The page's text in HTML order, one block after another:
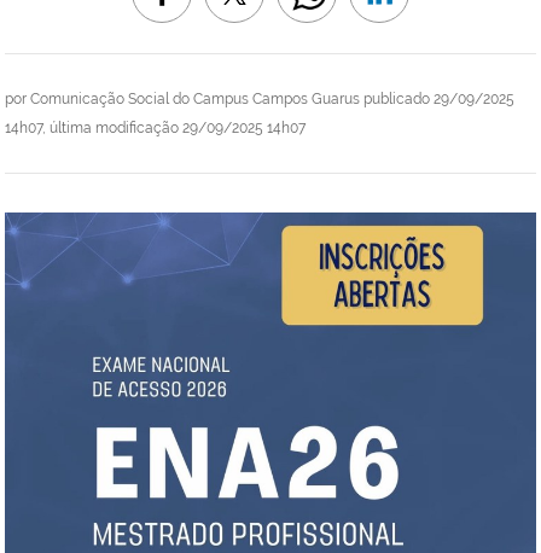
por Comunicação Social do Campus Campos Guarus publicado 29/09/2025
14h07, última modificação 29/09/2025 14h07